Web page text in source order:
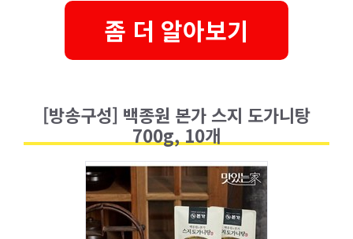
좀 더 알아보기
[방송구성] 백종원 본가 스지 도가니탕
700g, 10개